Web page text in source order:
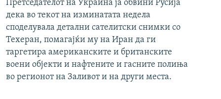
Претседателот на Украина ја обвини Русија
дека во текот на изминатата недела
споделувала детални сателитски снимки со
Техеран, помагајќи му на Иран да ги
таргетира американските и британските
воени објекти и нафтените и гасните полиња
во регионот на Заливот и на други места.